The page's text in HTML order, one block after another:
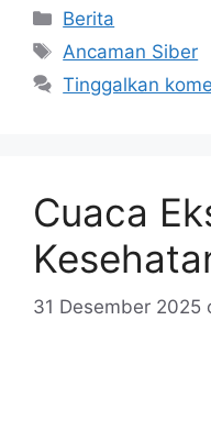
Kategori
Berita
Tag
Ancaman Siber
Tinggalkan
Cuaca
31 Desember 2025